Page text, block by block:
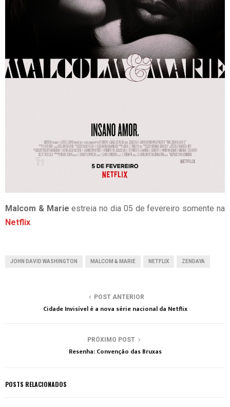
Malcom & Marie estreia no dia 05 de fevereiro somente na
Netflix
JOHN DAVID WASHINGTON MALCOM & MARIE NETFLIX ZENDAYA
POST ANTERIOR
Cidade Invisível é a nova série nacional da Netflix
PRÓXIMO POST
Resenha: Convenção das Bruxas
POSTS RELACIONADOS